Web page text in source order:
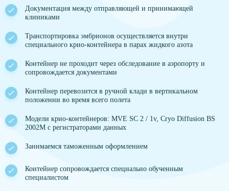
Документация между отправляющей и принимающей
клиниками
Транспортировка эмбрионов осуществляется внутри
специального крио-контейнера в парах жидкого азота
Контейнер не проходит через обследование в аэропорту и
сопровождается документами
Контейнер перевозится в ручной клади в вертикальном
положении во время всего полета
Модели крио-контейнеров: MVE SC 2 / 1v, Cryo Diffusion BS
2002M с регистраторами данных
Занимаемся таможенным оформлением
Контейнер сопровождается специально обученным
специалистом